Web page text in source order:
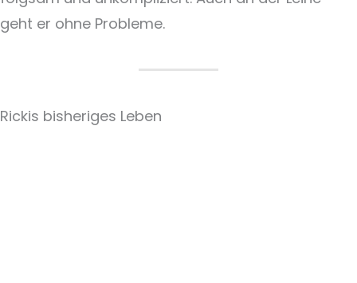
geht er ohne Probleme.
Rickis bisheriges Leben